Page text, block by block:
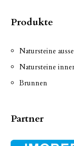
Produkte
Natursteine
Natursteine
Brunnen
Partner